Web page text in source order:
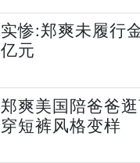
实惨:郑爽未履行
亿元
郑爽美国陪爸爸
穿短裤风格变样